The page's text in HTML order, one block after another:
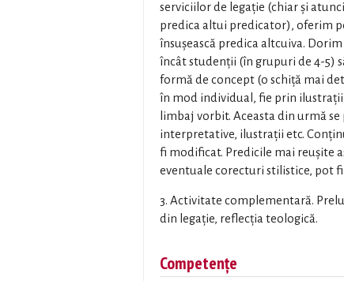
serviciilor de legație (chiar și
predica altui predicator), oferim
însușească predica altcuiva.
încât studenții (în grupuri de 4-5)
formă de concept (o schiță mai
în mod individual, fie prin
limbaj vorbit. Aceasta din urmă
interpretative, ilustrații etc.
fi modificat. Predicile mai reușite
eventuale corecturi stilistice, pot
3. Activitate complementară.
din legație, reflecția teologică.
Competențe